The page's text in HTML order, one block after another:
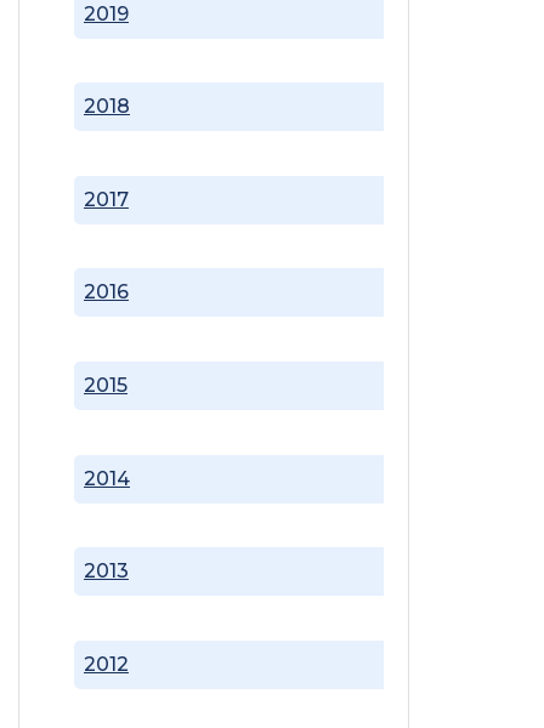
2012
2013
2014
2015
2016
2017
2018
2019